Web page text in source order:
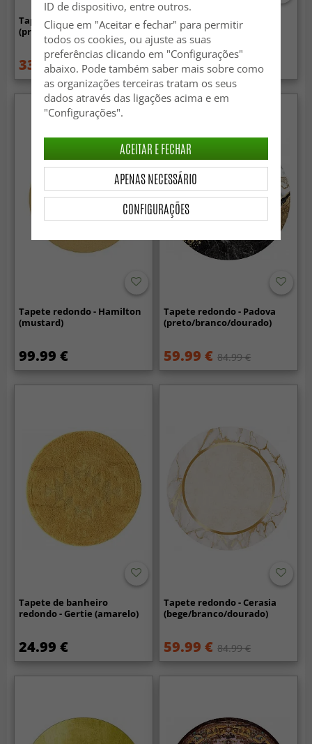
Tapete redondo - Cesina
(preto/dourado)
33.99 € 84.99 €
Tapete redondo - Mileto
(cinza/dourado)
59.99 € 84.99 €
Tapete redondo - Hamilton
(mustard)
99.99 €
Tapete redondo - Padova
(preto/branco/dourado)
59.99 € 84.99 €
Tapete de banheiro
redondo - Gertie (amarelo)
24.99 €
Tapete redondo - Cerasia
(bege/branco/dourado)
59.99 € 84.99 €
ID de dispositivo, entre outros.
Clique em "Aceitar e fechar" para permitir
todos os cookies, ou ajuste as suas
preferências clicando em "Configurações"
abaixo. Pode também saber mais sobre como
as organizações terceiras tratam os seus
dados através das ligações acima e em
"Configurações".
CONFIGURAÇÕES
APENAS NECESSÁRIO
ACEITAR E FECHAR